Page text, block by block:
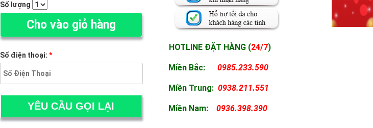
Số lượng
Cho vào giỏ hàng
Số điện thoại: *
HOTLINE ĐẶT HÀNG (24/7)
Miền Bắc: 0985.233.590
MiềnTrung: 0938.211.551
MiềnNam: 0936.398.390